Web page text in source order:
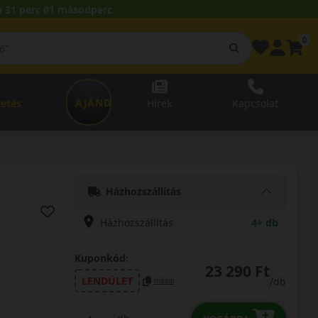
31 perc 00 másodperc.
AJÁNDÉKUTALVÁNY
Házhozszállítás
Házhozszállítás 4+ db
Kuponkód:
LENDÜLET
másol 23 290 Ft
/db